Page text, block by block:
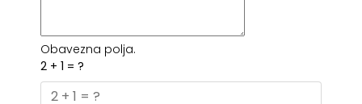
Obavezna polja.
2 + 1 = ?